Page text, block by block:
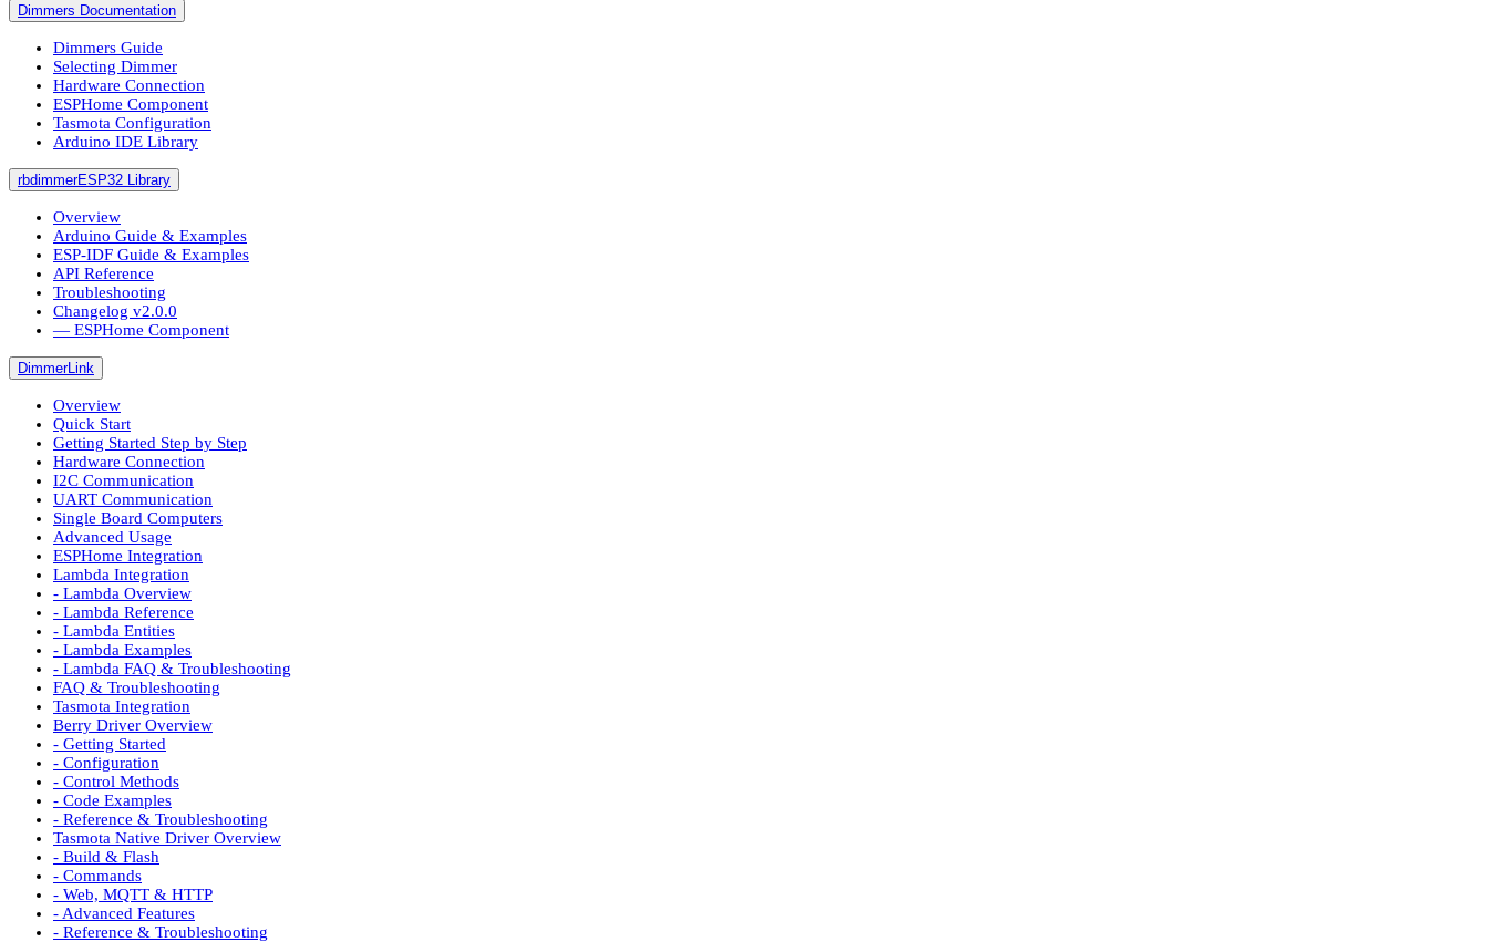
Dimmers Documentation
Dimmers Guide
Selecting Dimmer
Hardware Connection
ESPHome Component
Tasmota Configuration
Arduino IDE Library
rbdimmerESP32 Library
Overview
Arduino Guide & Examples
ESP-IDF Guide & Examples
API Reference
Troubleshooting
Changelog v2.0.0
― ESPHome Component
DimmerLink
Overview
Quick Start
Getting Started Step by Step
Hardware Connection
I2C Communication
UART Communication
Single Board Computers
Advanced Usage
ESPHome Integration
Lambda Integration
- Lambda Overview
- Lambda Reference
- Lambda Entities
- Lambda Examples
- Lambda FAQ & Troubleshooting
FAQ & Troubleshooting
Tasmota Integration
Berry Driver Overview
- Getting Started
- Configuration
- Control Methods
- Code Examples
- Reference & Troubleshooting
Tasmota Native Driver Overview
- Build & Flash
- Commands
- Web, MQTT & HTTP
- Advanced Features
- Reference & Troubleshooting